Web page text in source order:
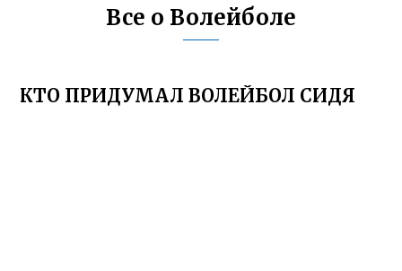
Все о Волейболе
КТО ПРИДУМАЛ ВОЛЕЙБОЛ СИДЯ